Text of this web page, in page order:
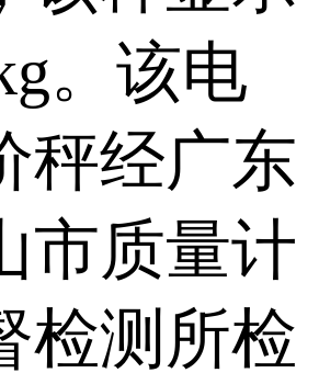
。该电
秤经广东
市质量计
检测所检